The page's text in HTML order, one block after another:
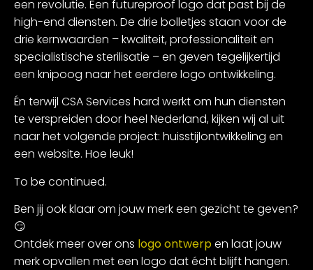
een revolutie. Een futureproof logo dat past bij de
high-end diensten. De drie bolletjes staan voor de
drie kernwaarden – kwaliteit, professionaliteit en
specialistische sterilisatie – en geven tegelijkertijd
een knipoog naar het eerdere logo ontwikkeling.
Én terwijl CSA Services hard werkt om hun diensten
te verspreiden door heel Nederland, kijken wij al uit
naar het volgende project: huisstijlontwikkeling en
een website. Hoe leuk!
To be continued.
Ben jij ook klaar om jouw merk een gezicht te geven?
😏
Ontdek meer over ons logo ontwerp en laat jouw
merk opvallen met een logo dat écht blijft hangen.